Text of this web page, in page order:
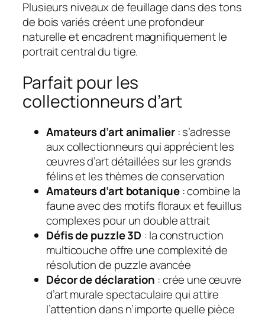
Plusieurs niveaux de feuillage dans des tons
de bois variés créent une profondeur
naturelle et encadrent magnifiquement le
portrait central du tigre.
Parfait pour les
collectionneurs d’art
Amateurs d’art animalier: s’adresse
aux collectionneurs qui apprécient les
œuvres d’art détaillées sur les grands
félins et les thèmes de conservation
Amateurs d’art botanique: combine la
faune avec des motifs floraux et feuillus
complexes pour un double attrait
Défis de puzzle 3D : la construction
multicouche offre une complexité de
résolution de puzzle avancée
Décor de déclaration : crée une œuvre
d’art murale spectaculaire qui attire
l’attention dans n’importe quelle pièce